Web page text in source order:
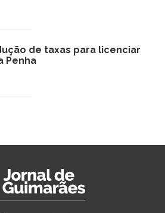
de taxas para licenciar
Penha